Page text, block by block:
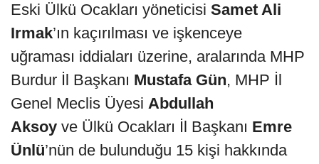
Eski Ülkü Ocakları yöneticisi Samet Ali
Irmak’ın kaçırılması ve işkenceye
uğraması iddiaları üzerine, aralarında MHP
Burdur İl Başkanı Mustafa Gün, MHP İl
Genel Meclis Üyesi Abdullah
Aksoy ve Ülkü Ocakları İl Başkanı Emre
Ünlü’nün de bulunduğu 15 kişi hakkında